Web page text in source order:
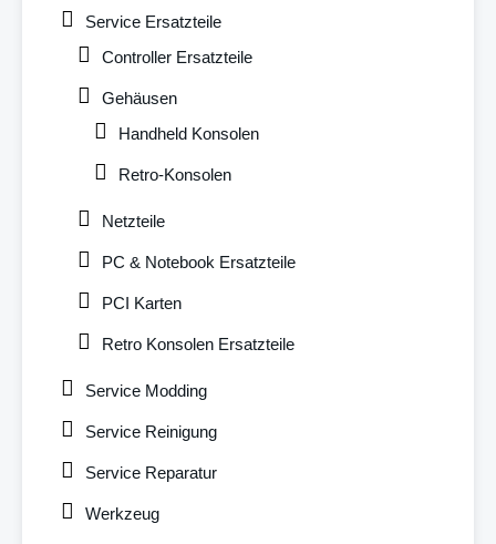
Service Ersatzteile
Controller Ersatzteile
Gehäusen
Handheld Konsolen
Retro-Konsolen
Netzteile
PC & Notebook Ersatzteile
PCI Karten
Retro Konsolen Ersatzteile
Service Modding
Service Reinigung
Service Reparatur
Werkzeug